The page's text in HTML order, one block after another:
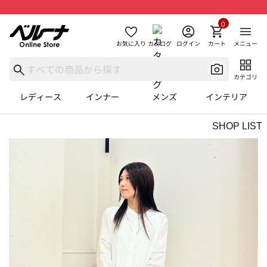
お気に入り カタログ ログイン カート
0
メニュー
カテゴリ
レディース インナー メンズ インテリア
SHOP LIST